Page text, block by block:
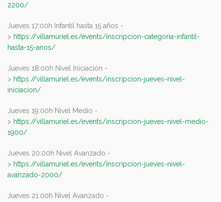
2200/
Jueves 17:00h Infantil hasta 15 años -
> https://villamuriel.es/events/inscripcion-categoria-infantil-
hasta-15-anos/
Jueves 18:00h Nivel Iniciación -
> https://villamuriel.es/events/inscripcion-jueves-nivel-
iniciacion/
Jueves 19:00h Nivel Medio -
> https://villamuriel.es/events/inscripcion-jueves-nivel-medio-
1900/
Jueves 20:00h Nivel Avanzado -
> https://villamuriel.es/events/inscripcion-jueves-nivel-
avanzado-2000/
Jueves 21:00h Nivel Avanzado -